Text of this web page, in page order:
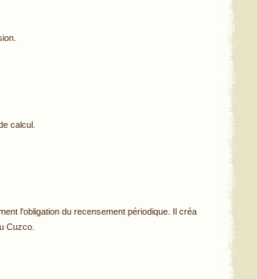
calcul.
l'obligation du recensement périodique. Il créa
Cuzco.